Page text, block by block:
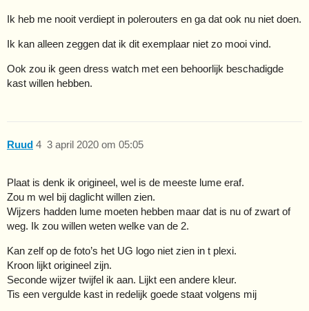
Ik heb me nooit verdiept in polerouters en ga dat ook nu niet doen.
Ik kan alleen zeggen dat ik dit exemplaar niet zo mooi vind.
Ook zou ik geen dress watch met een behoorlijk beschadigde
kast willen hebben.
Ruud 3 april 2020 om 05:05
4
Plaat is denk ik origineel, wel is de meeste lume eraf.
Zou m wel bij daglicht willen zien.
Wijzers hadden lume moeten hebben maar dat is nu of zwart of
weg. Ik zou willen weten welke van de 2.
Kan zelf op de foto’s het UG logo niet zien in t plexi.
Kroon lijkt origineel zijn.
Seconde wijzer twijfel ik aan. Lijkt een andere kleur.
Tis een vergulde kast in redelijk goede staat volgens mij